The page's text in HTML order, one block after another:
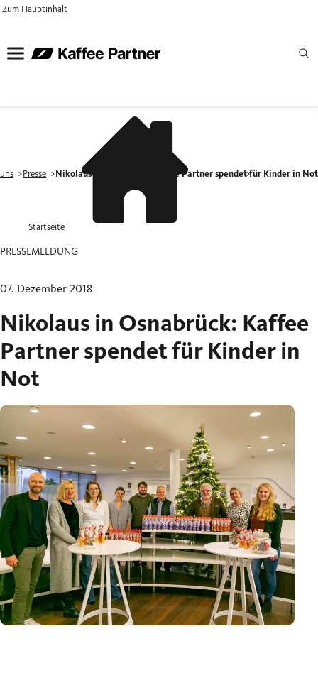
Zum Hauptinhalt
Startseite
Presse Nikolaus in Osnabrück: Kaffee Partner spendet für Kinder in Not
PRESSEMELDUNG
07. Dezember 2018
Nikolaus in Osnabrück: Kaffee
Partner spendet für Kinder in
Not